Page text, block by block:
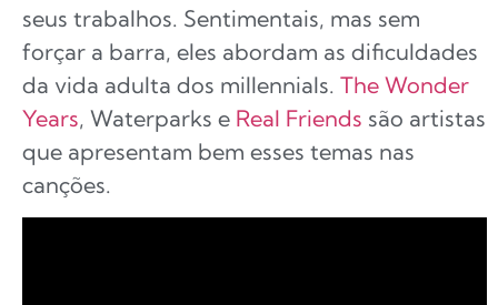
seus trabalhos. Sentimentais, mas sem
forçar a barra, eles abordam as dificuldades
da vida adulta dos millennials. The Wonder
Years, Waterparks e Real Friends são artistas
que apresentam bem esses temas nas
canções.